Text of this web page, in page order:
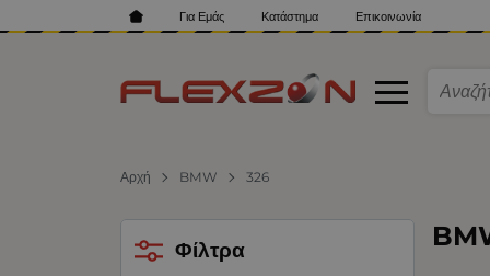
Για Εμάς Κατάστημα Επικοινωνία
Αρχή BMW 326
Φίλτρα